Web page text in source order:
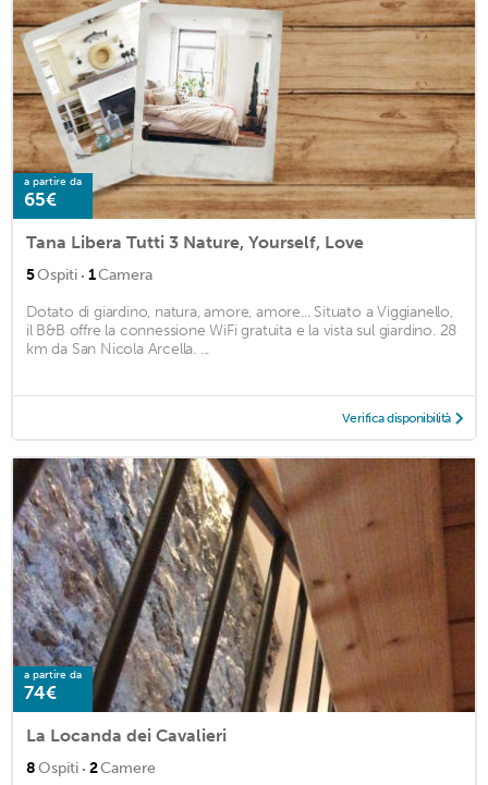
a partire da
65€
Tana Libera Tutti 3 Nature, Yourself, Love
5Ospiti · 1Camera
Dotato di giardino, natura, amore, amore... Situato a Viggianello,
il B&B offre la connessione WiFi gratuita e la vista sul giardino. 28
km da San Nicola Arcella. ...
Verifica disponibilità
a partire da
74€
La Locanda dei Cavalieri
8Ospiti · 2Camere